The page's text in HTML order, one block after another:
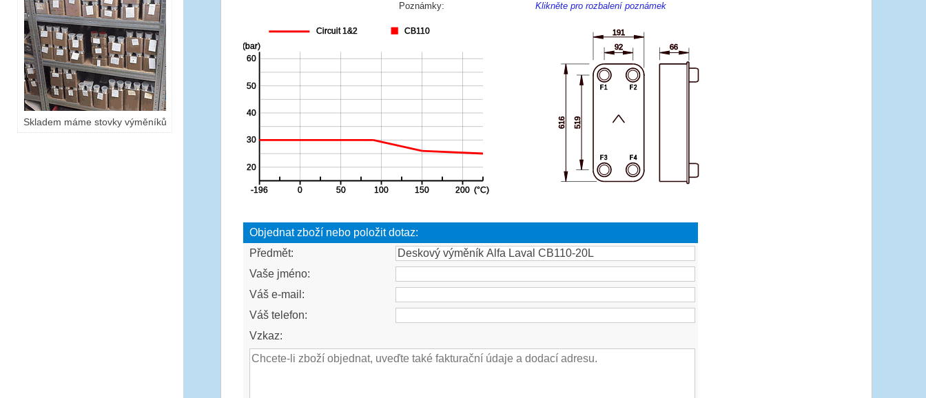
Skladem máme stovky výměníků
Poznámky: Klikněte pro rozbalení poznámek
Objednat zboží nebo položit dotaz:
Předmět:
Vaše jméno:
Váš e-mail:
Váš telefon:
Vzkaz: